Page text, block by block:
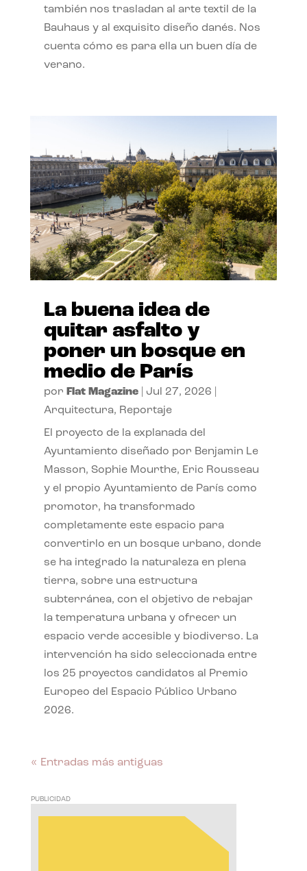
también nos trasladan al arte textil de la
Bauhaus y al exquisito diseño danés. Nos
cuenta cómo es para ella un buen día de
verano.
La buena idea de
quitar asfalto y
poner un bosque en
medio de París
por Flat Magazine| Jul 27, 2026
Arquitectura, Reportaje
El proyecto de la explanada del
Ayuntamiento diseñado por Benjamin Le
Masson, Sophie Mourthe, Eric Rousseau
y el propio Ayuntamiento de París como
promotor, ha transformado
completamente este espacio para
convertirlo en un bosque urbano, donde
se ha integrado la naturaleza en plena
tierra, sobre una estructura
subterránea, con el objetivo de rebajar
la temperatura urbana y ofrecer un
espacio verde accesible y biodiverso. La
intervención ha sido seleccionada entre
los 25 proyectos candidatos al Premio
Europeo del Espacio Público Urbano
2026.
« Entradas más antiguas
PUBLICIDAD